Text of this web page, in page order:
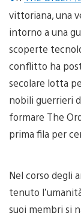
vittoriana, una
intorno a una
scoperte
conflitto ha
secolare lotta
nobili guerrieri
formare The
prima fila per
Nel corso degli
tenuto
suoi membri si